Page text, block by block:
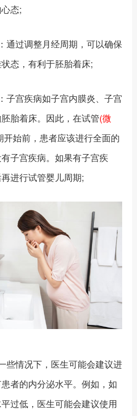
态;
通过调整月经周期，可以确保
态，有利于胚胎着床;
子宫疾病如子宫内膜炎、子宫
胎着床。因此，在试管(微
开始前，患者应该进行全面的
子宫疾病。如果有子宫疾
进行试管婴儿周期;
些情况下，医生可能会建议进
者的内分泌水平。例如，如
过低，医生可能会建议使用